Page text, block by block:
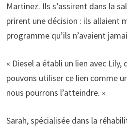
Martinez. Ils s’assirent dans la
prirent une décision : ils allaient
programme qu’ils n’avaient
« Diesel a établi un lien avec
pouvons utiliser ce lien comme
nous pourrons l’atteindre. »
Sarah, spécialisée dans la